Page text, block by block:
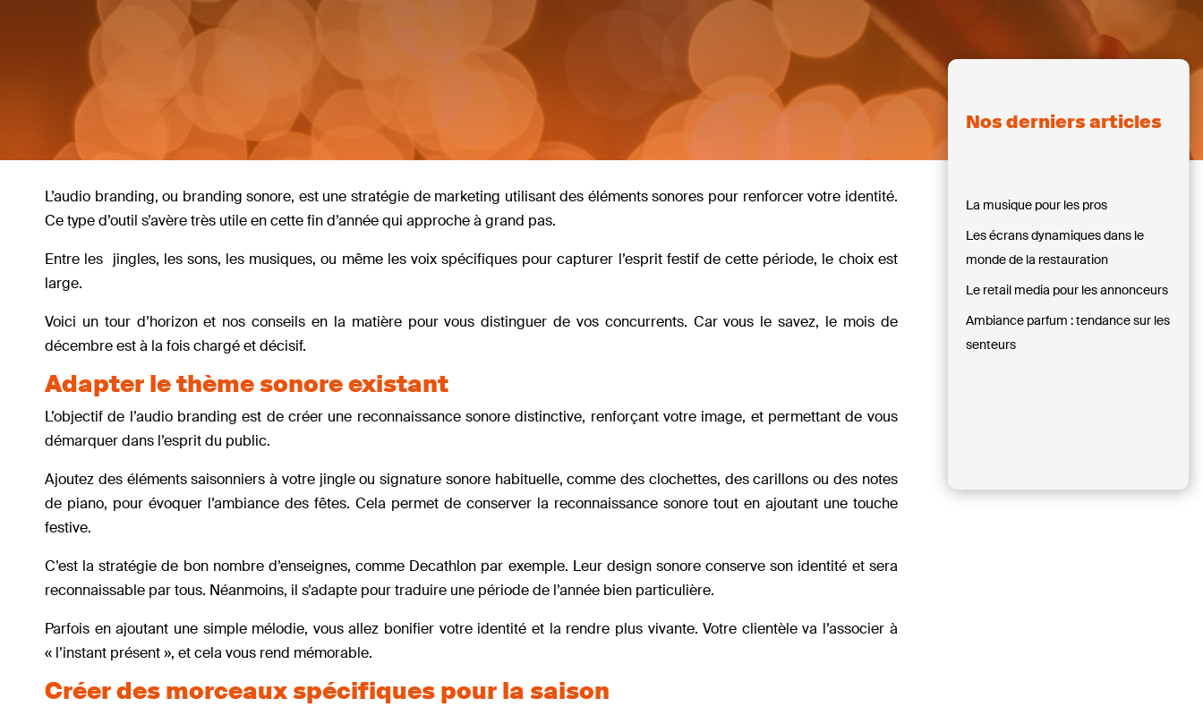
L’audio branding, ou branding sonore, est une stratégie de marketing utilisant des éléments sonores pour renforcer votre identité.
Ce type d’outil s’avère très utile en cette fin d’année qui approche à grand pas.
Entre les jingles, les sons, les musiques, ou même les voix spécifiques pour capturer l’esprit festif de cette période, le choix est
large.
Voici un tour d’horizon et nos conseils en la matière pour vous distinguer de vos concurrents. Car vous le savez, le mois de
décembre est à la fois chargé et décisif.
Adapter le thème sonore existant
L’objectif de l’audio branding est de créer une reconnaissance sonore distinctive, renforçant votre image, et permettant de vous
démarquer dans l’esprit du public.
Ajoutez des éléments saisonniers à votre jingle ou signature sonore habituelle, comme des clochettes, des carillons ou des notes
de piano, pour évoquer l’ambiance des fêtes. Cela permet de conserver la reconnaissance sonore tout en ajoutant une touche
festive.
C’est la stratégie de bon nombre d’enseignes, comme Decathlon par exemple. Leur design sonore conserve son identité et sera
reconnaissable par tous. Néanmoins, il s’adapte pour traduire une période de l’année bien particulière.
Parfois en ajoutant une simple mélodie, vous allez bonifier votre identité et la rendre plus vivante. Votre clientèle va l’associer à
« l’instant présent », et cela vous rend mémorable.
Créer des morceaux spécifiques pour la saison
Nos derniers articles
La musique pour les pros
Les écrans dynamiques dans le
monde de la restauration
Le retail media pour les annonceurs
Ambiance parfum : tendance sur les
senteurs